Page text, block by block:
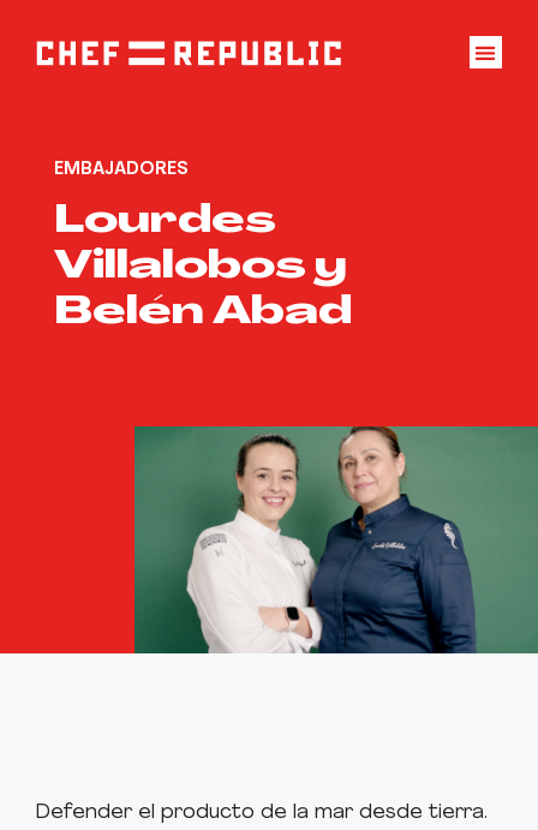
EMBAJADORES
Lourdes
Villalobos y
Belén Abad
Defender el producto de la mar desde tierra.